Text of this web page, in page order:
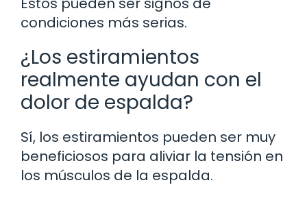
condiciones más serias.
¿Los estiramientos
realmente ayudan con el
dolor de espalda?
Sí, los estiramientos pueden ser muy
beneficiosos para aliviar la tensión en
los músculos de la espalda.